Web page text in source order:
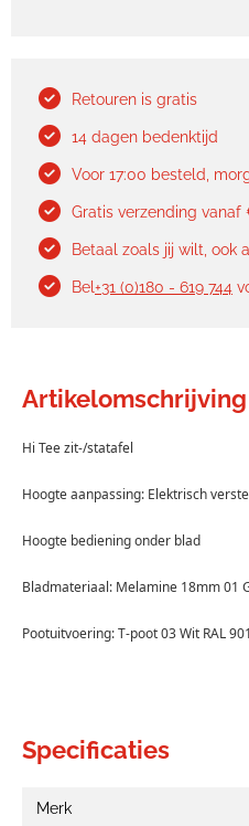
Retouren is gratis
14 dagen bedenktijd
Voor 17:00 besteld,
Gratis verzending
Betaal zoals jij wilt, ook
Bel +31 (0)180 - 619 744
Artikelomschrijving
Hi Tee zit-/statafel
Hoogte aanpassing: Elektrisch
Hoogte bediening onder blad
Bladmateriaal: Melamine 18mm 01
Pootuitvoering: T-poot 03 Wit RAL
Specificaties
Merk